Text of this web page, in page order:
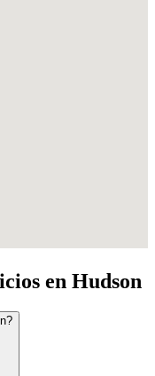
en Hudson